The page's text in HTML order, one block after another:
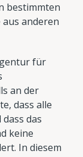
bestimmten
aus anderen
für
an der
dass alle
das
keine
In diesem